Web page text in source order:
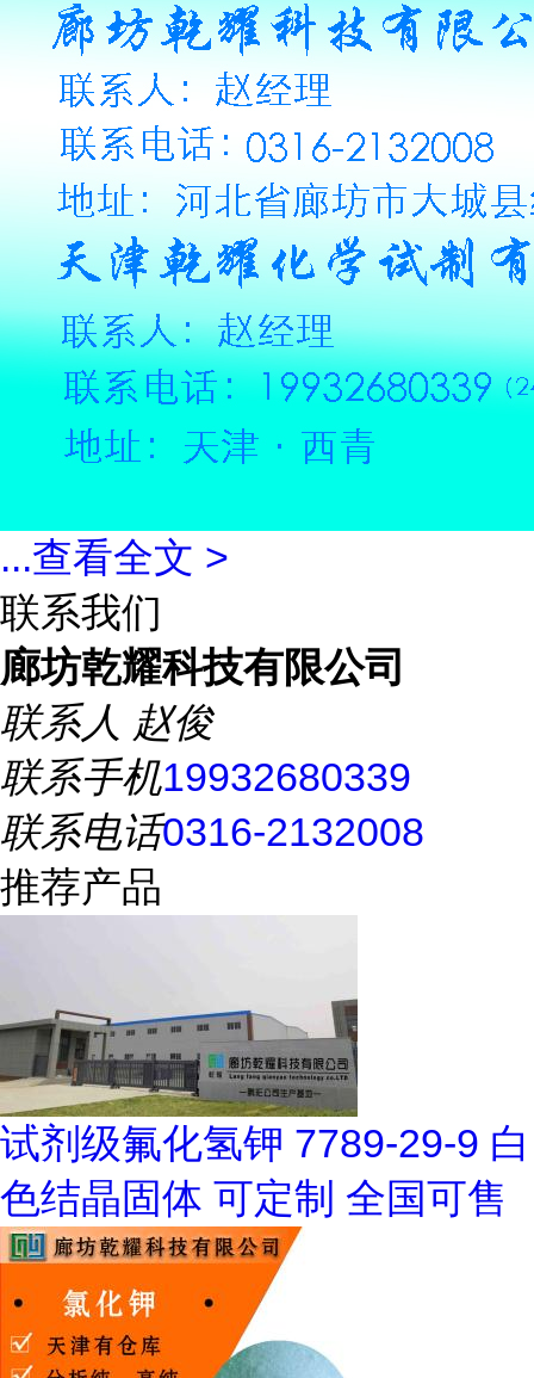
...查看全文 >
联系我们
廊坊乾耀科技有限公司
联系人 赵俊
联系手机19932680339
联系电话0316-2132008
推荐产品
试剂级氟化氢钾 7789-29-9 白
色结晶固体 可定制 全国可售